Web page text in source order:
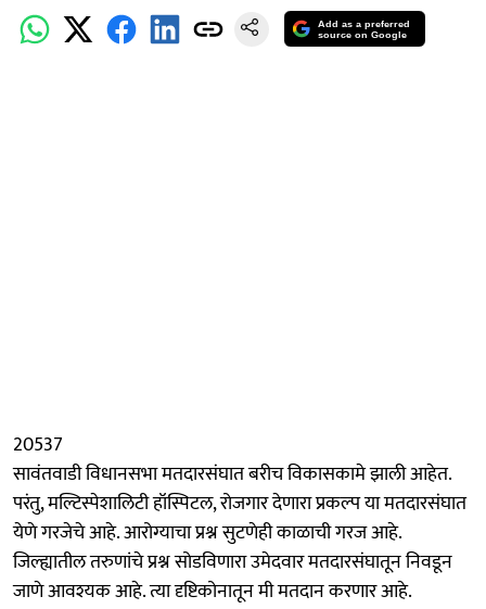
Add as a preferred
source on Google
20537
सावंतवाडी विधानसभा मतदारसंघात बरीच विकासकामे झाली आहेत.
परंतु, मल्टिस्पेशालिटी हॉस्पिटल, रोजगार देणारा प्रकल्प या मतदारसंघात
येणे गरजेचे आहे. आरोग्याचा प्रश्न सुटणेही काळाची गरज आहे.
जिल्ह्यातील तरुणांचे प्रश्न सोडविणारा उमेदवार मतदारसंघातून निवडून
जाणे आवश्यक आहे. त्या दृष्टिकोनातून मी मतदान करणार आहे.